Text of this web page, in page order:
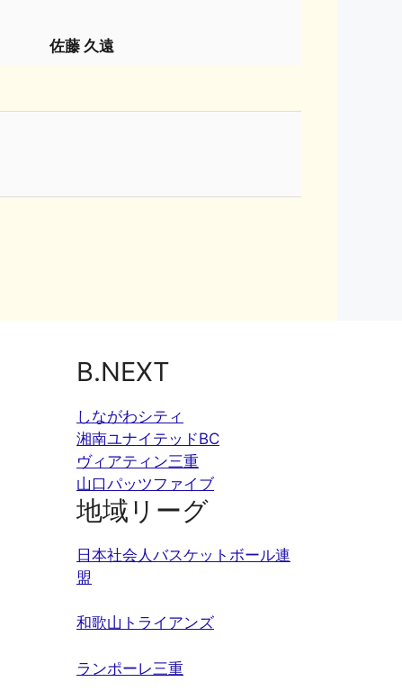
佐藤 久遠
B.NEXT
しながわシティ
湘南ユナイテッドBC
ヴィアティン三重
山口パッツファイブ
地域リーグ
日本社会人バスケットボール連
盟
和歌山トライアンズ
ランポーレ三重